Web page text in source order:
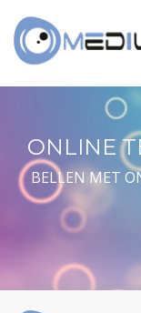
ONLINE
BELLEN MET